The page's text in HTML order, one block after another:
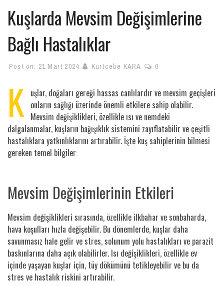
Kuşlarda Mevsim Değişimlerine
Bağlı Hastalıklar
Post on: 21 Mart 2024 Kurtcebe KARA 0
K uşlar, doğaları gereği hassas canlılardır ve mevsim geçişleri
onların sağlığı üzerinde önemli etkilere sahip olabilir.
Mevsim değişiklikleri, özellikle ısı ve nemdeki
dalgalanmalar, kuşların bağışıklık sistemini zayıflatabilir ve çeşitli
hastalıklara yatkınlıklarını artırabilir. İşte kuş sahiplerinin bilmesi
gereken temel bilgiler:
Mevsim Değişimlerinin Etkileri
Mevsim değişiklikleri sırasında, özellikle ilkbahar ve sonbaharda,
hava koşulları hızla değişebilir. Bu dönemlerde, kuşlar daha
savunmasız hale gelir ve stres, solunum yolu hastalıkları ve parazit
baskınlarına daha açık olabilirler. Isı değişiklikleri, özellikle ev
içinde yaşayan kuşlar için, tüy dökümünü tetikleyebilir ve bu da
stres ve hastalık riskini artırabilir.